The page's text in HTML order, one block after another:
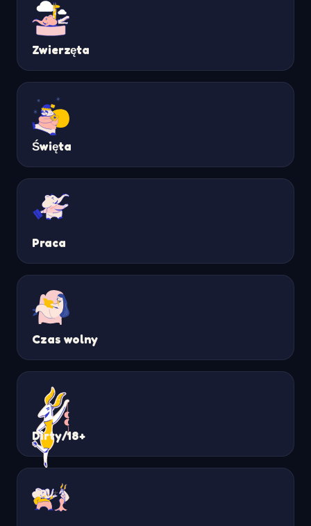
Zwierzęta
Święta
Praca
Czas wolny
Dirty/18+